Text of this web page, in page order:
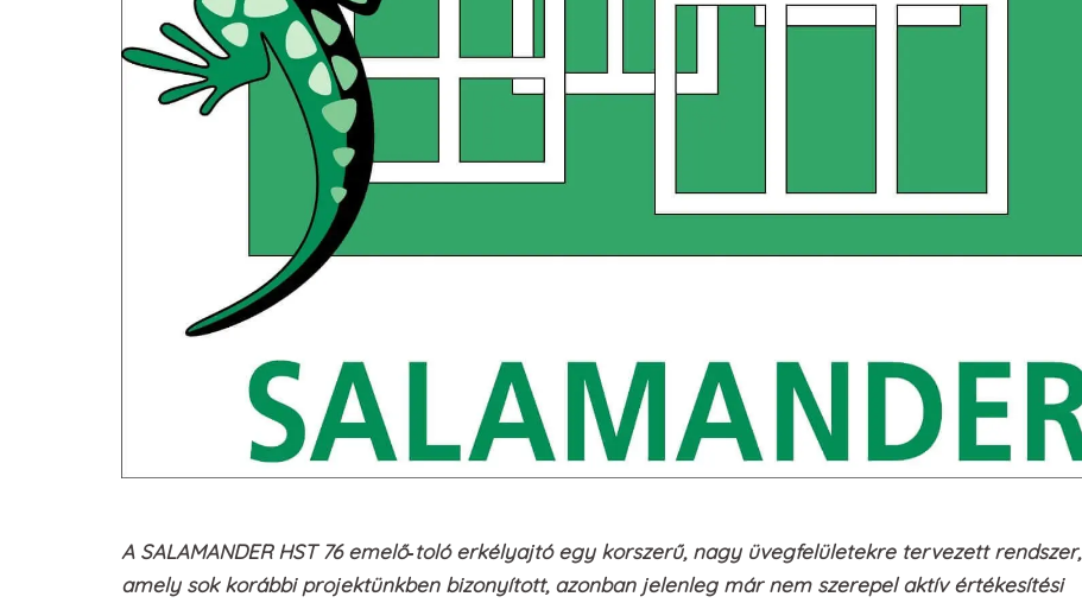
A SALAMANDER HST 76 emelő‑toló erkélyajtó egy korszerű, nagy üvegfelületekre tervezett rendszer,
amely sok korábbi projektünkben bizonyított, azonban jelenleg már nem szerepel aktív értékesítési